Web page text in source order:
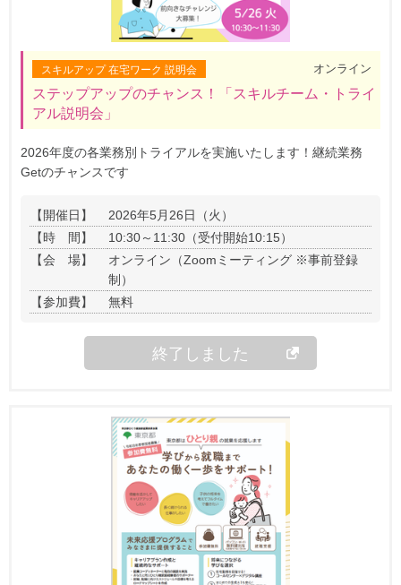
スキルアップ 在宅ワーク 説明会 オンライン
ステップアップのチャンス！「スキルチーム・トライ
アル説明会」
2026年度の各業務別トライアルを実施いたします！継続業務
Getのチャンスです
【開催日】
2026年5月26日（火）
【時 間】
10:30～11:30（受付開始10:15）
【会 場】
オンライン（Zoomミーティング ※事前登録
制）
【参加費】
無料
終了しました